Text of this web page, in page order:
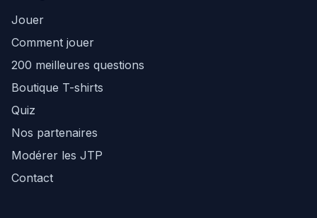
Jouer
Comment jouer
200 meilleures questions
Boutique T-shirts
Quiz
Nos partenaires
Modérer les JTP
Contact